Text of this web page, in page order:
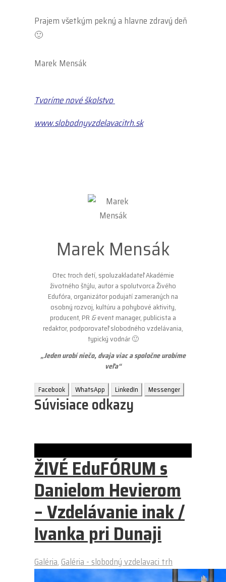
Prajem všetkým pekný a hlavne zdravý deň
🙂
Marek Mensák
Tvoríme nové školstvo
www.slobodnyvzdelavacitrh.sk
Marek Mensák
Otec troch detí, spoluzakladateľ Akadémie
životného štýlu, autor a spolutvorca Živého
Edufóra, organizátor podujatí zameraných na
osobný rozvoj, kultúru a pohybové aktivity,
producent, PR &event manager, publicista a
redaktor, podporovateľ slobodného vzdelávania,
typický vodnár 🙂
„Jeden urobí niečo, dvaja viac a spoločne urobíme
veľa“
Facebook WhatsApp LinkedIn Messenger
Súvisiace odkazy
ŽIVÉ EduFÓRUM s
Danielom Hevierom
– Vzdelávanie inak /
Ivanka pri Dunaji
Galéria, Galéria - slobodný vzdelavaci trh